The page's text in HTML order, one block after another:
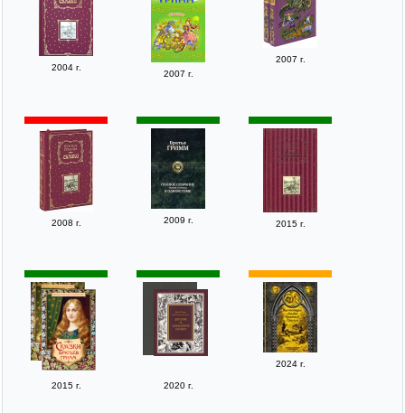
2004 г.
2007 г.
2007 г.
2008 г. 2009 г. 2015 г.
2015 г. 2020 г.
2024 г.